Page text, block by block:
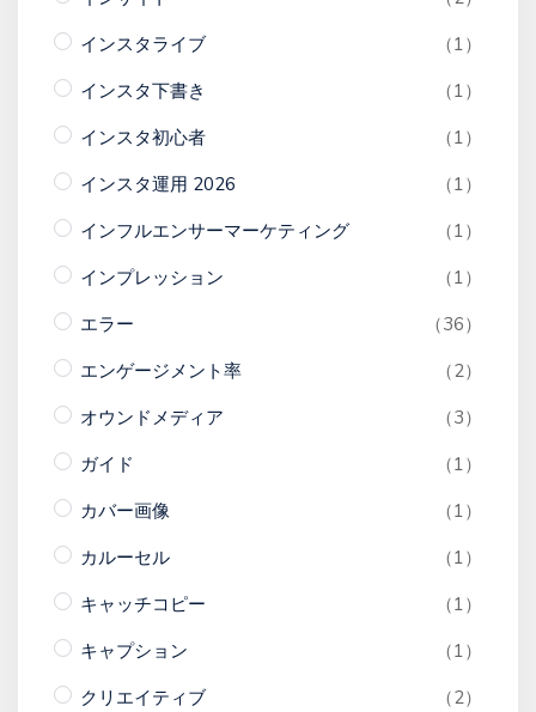
インスタライブ
（1）
インスタ下書き
（1）
インスタ初心者
（1）
インスタ運用 2026
（1）
インフルエンサーマーケティング
（1）
インプレッション
（1）
エラー
（36）
エンゲージメント率
（2）
オウンドメディア
（3）
ガイド
（1）
カバー画像
（1）
カルーセル
（1）
キャッチコピー
（1）
キャプション
（1）
クリエイティブ
（2）